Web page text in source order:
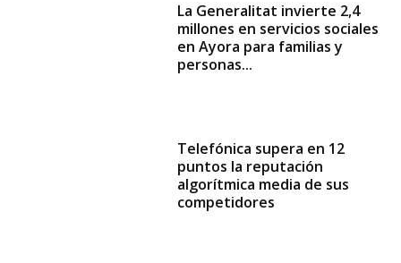
La Generalitat invierte 2,4
millones en servicios sociales
en Ayora para familias y
personas...
Telefónica supera en 12
puntos la reputación
algorítmica media de sus
competidores